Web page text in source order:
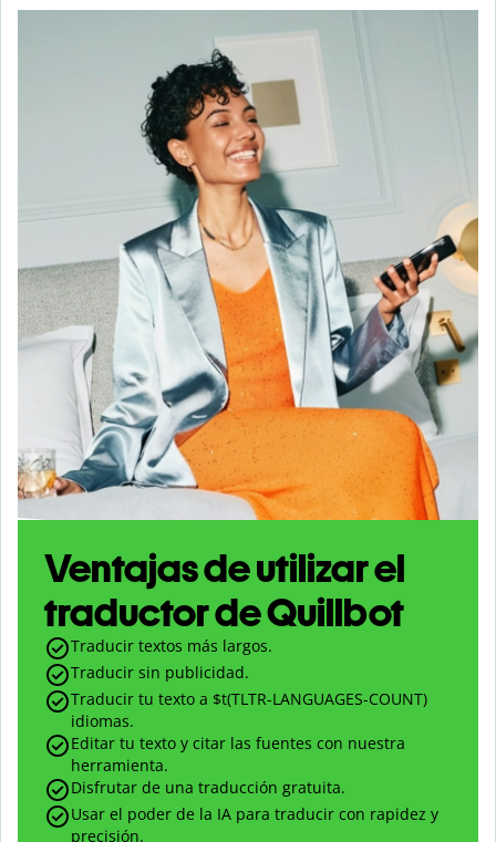
Ventajas de utilizar el
traductor de Quillbot
Traducir textos más largos.
Traducir sin publicidad.
Traducir tu texto a $t(TLTR-LANGUAGES-COUNT)
idiomas.
Editar tu texto y citar las fuentes con nuestra
herramienta.
Disfrutar de una traducción gratuita.
Usar el poder de la IA para traducir con rapidez y
precisión.